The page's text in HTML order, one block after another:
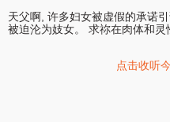
天父啊, 许多妇女被虚假的承诺
被迫沦为妓女。 求祢在肉体和
点击收听